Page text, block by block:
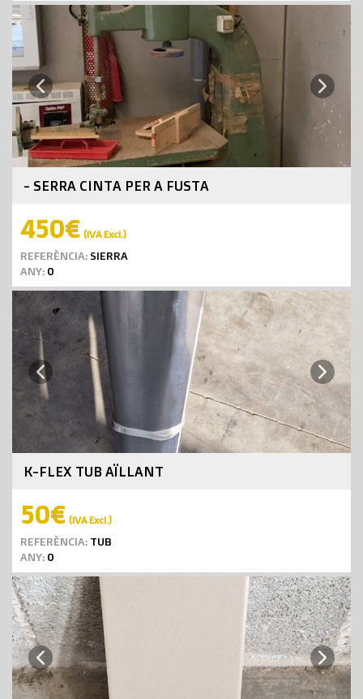
Previous Next
- SERRA CINTA PER A FUSTA
450€ (IVA Excl.)
REFERÈNCIA: SIERRA
ANY: 0
Previous Next
K-FLEX TUB AÏLLANT
50€ (IVA Excl.)
REFERÈNCIA: TUB
ANY: 0
Previous Next